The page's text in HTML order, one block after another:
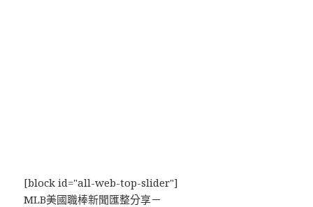
[block id="all-web-top-slider"]
MLB美國職棒新聞匯整分享－